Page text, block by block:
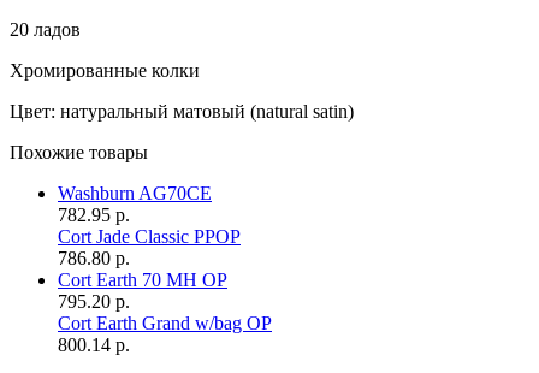
20 ладов
Хромированные колки
Цвет: натуральный матовый (natural satin)
Похожие товары
Washburn AG70CE
782.95 р.
Cort Jade Classic PPOP
786.80 р.
Cort Earth 70 MH OP
795.20 р.
Cort Earth Grand w/bag OP
800.14 р.